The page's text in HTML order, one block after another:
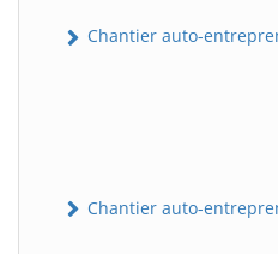
Chantier auto-
Chantier auto-